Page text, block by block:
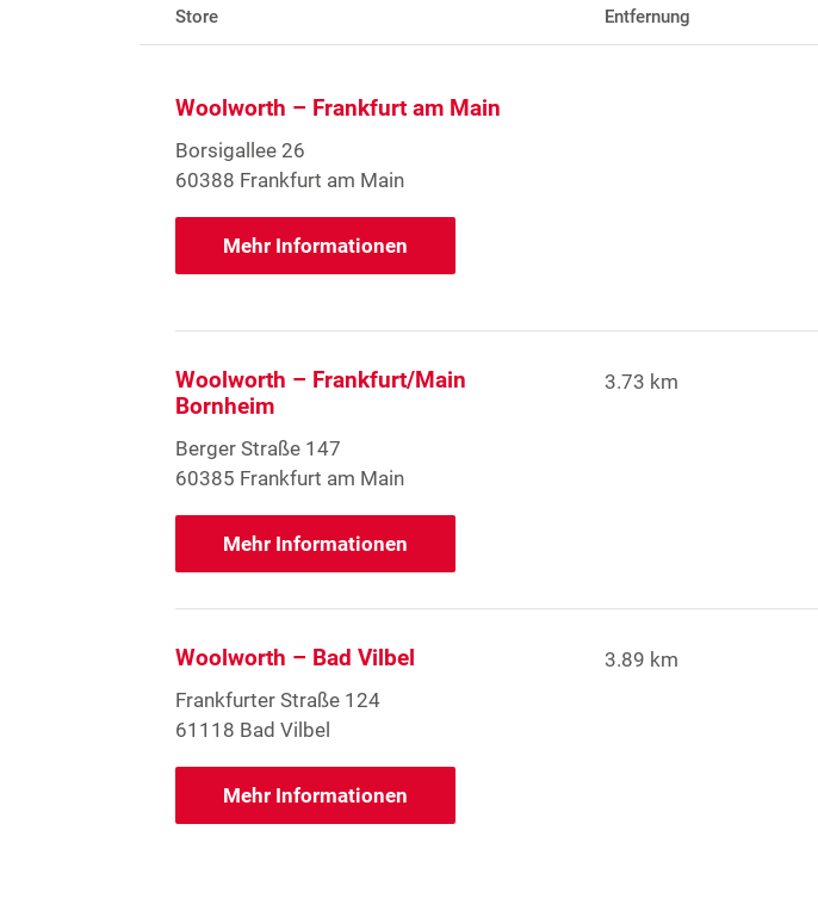
Store Entfernung
Woolworth – Frankfurt am Main
Borsigallee 26
60388 Frankfurt am Main
Mehr Informationen
Woolworth – Frankfurt/Main
Bornheim
Berger Straße 147
60385 Frankfurt am Main
Mehr Informationen
3.73 km
Woolworth – Bad Vilbel
Frankfurter Straße 124
61118 Bad Vilbel
Mehr Informationen
3.89 km